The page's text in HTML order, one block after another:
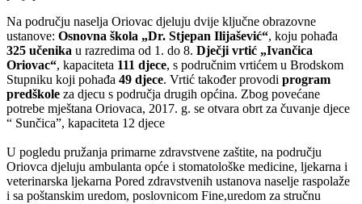
Na području naselja Oriovac djeluju dvije ključne obrazovne
ustanove: Osnovna škola „Dr. Stjepan Ilijašević“, koju pohađa
325 učenika u razredima od 1. do 8. Dječji vrtić „Ivančica
Oriovac“, kapaciteta 111 djece, s područnim vrtićem u Brodskom
Stupniku koji pohađa 49 djece. Vrtić također provodi program
predškole za djecu s područja drugih općina. Zbog povećane
potrebe mještana Oriovaca, 2017. g. se otvara obrt za čuvanje djece
“ Sunčica”, kapaciteta 12 djece
U pogledu pružanja primarne zdravstvene zaštite, na području
Oriovca djeluju ambulanta opće i stomatološke medicine, ljekarna i
veterinarska ljekarna Pored zdravstvenih ustanova naselje raspolaže
i sa poštanskim uredom, poslovnicom Fine,uredom za stručnu